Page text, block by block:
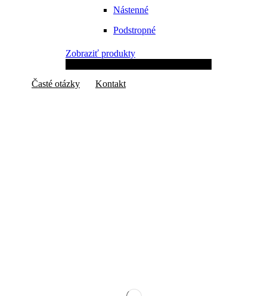
Nástenné
Podstropné
Zobraziť produkty
ZABEZPEČÍME MONTÁŽ!
Objednajte si u nás montáž rýchlo
Časté otázky Kontakt